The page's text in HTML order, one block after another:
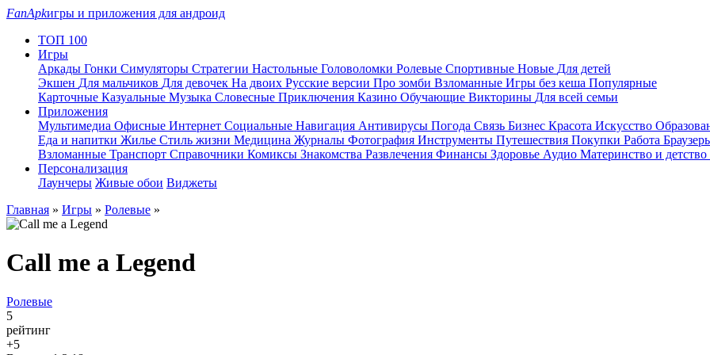
FanApkигры и приложения для андроид
ТОП 100
Игры
Аркады Гонки Симуляторы Стратегии Настольные Головоломки Ролевые Спортивные Новые Для детей
Экшен Для мальчиков Для девочек На двоих Русские версии Про зомби Взломанные Игры без кеша Популярные
Карточные Казуальные Музыка Словесные Приключения Казино Обучающие Викторины Для всей семьи
Приложения
Мультимедиа Офисные Интернет Социальные Навигация Антивирусы Погода Связь Бизнес Красота Искусство
Еда и напитки Жилье Стиль жизни Медицина Журналы Фотография Инструменты Путешествия Покупки Работа
Взломанные Транспорт Справочники Комиксы Знакомства Развлечения Финансы Здоровье Аудио Материнство и детство
Персонализация
Лаунчеры Живые обои Виджеты
Главная » Игры » Ролевые »
Call me a Legend
Ролевые
5
рейтинг
+5